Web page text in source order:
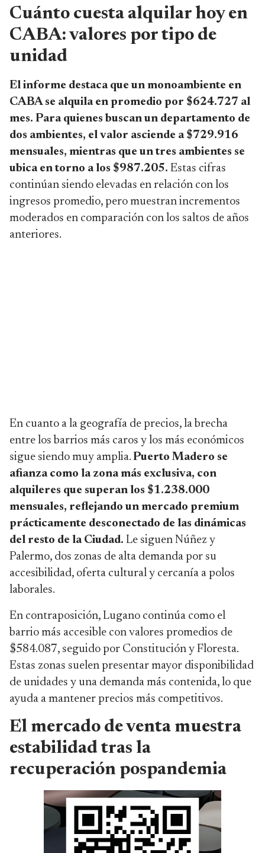
Cuánto cuesta alquilar hoy en
CABA: valores por tipo de
unidad
El informe destaca que un monoambiente en
CABA se alquila en promedio por $624.727 al
mes. Para quienes buscan un departamento de
dos ambientes, el valor asciende a $729.916
mensuales, mientras que un tres ambientes se
ubica en torno a los $987.205. Estas cifras
continúan siendo elevadas en relación con los
ingresos promedio, pero muestran incrementos
moderados en comparación con los saltos de años
anteriores.
En cuanto a la geografía de precios, la brecha
entre los barrios más caros y los más económicos
sigue siendo muy amplia. Puerto Madero se
afianza como la zona más exclusiva, con
alquileres que superan los $1.238.000
mensuales, reflejando un mercado premium
prácticamente desconectado de las dinámicas
del resto de la Ciudad. Le siguen Núñez y
Palermo, dos zonas de alta demanda por su
accesibilidad, oferta cultural y cercanía a polos
laborales.
En contraposición, Lugano continúa como el
barrio más accesible con valores promedios de
$584.087, seguido por Constitución y Floresta.
Estas zonas suelen presentar mayor disponibilidad
de unidades y una demanda más contenida, lo que
ayuda a mantener precios más competitivos.
El mercado de venta muestra
estabilidad tras la
recuperación pospandemia